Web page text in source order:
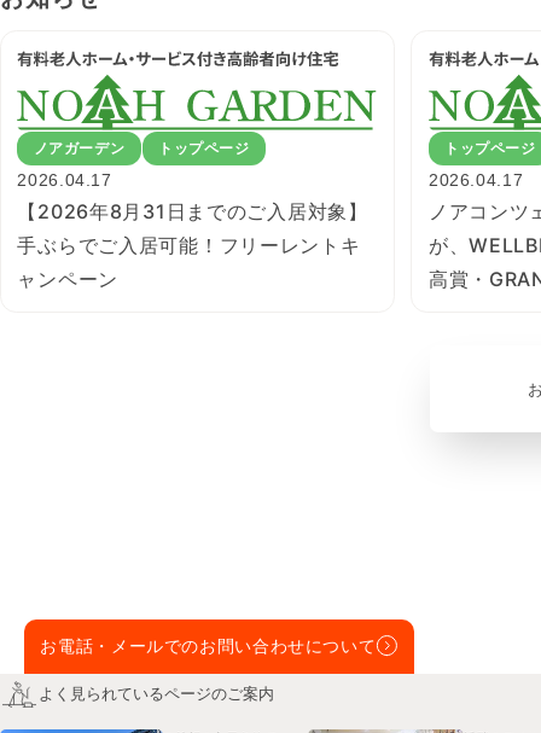
ノアガーデン トップページ
2026.04.17
【2026年8月31日までのご入居対象】
手ぶらでご入居可能！フリーレントキ
ャンペーン
トップページ
2026.04.17
ノアコンツ
が、
高賞・
お電話・メールでのお問い合わせについて
よく見られているページのご案内